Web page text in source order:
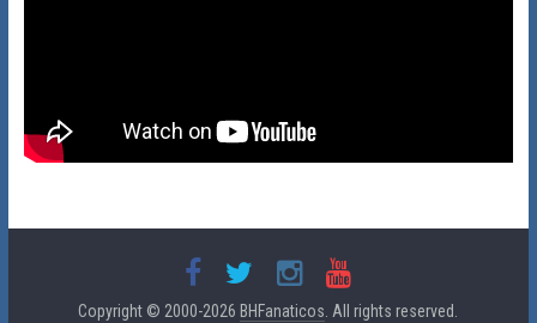
Copyright © 2000-2026 BHFanaticos. All rights reserved.